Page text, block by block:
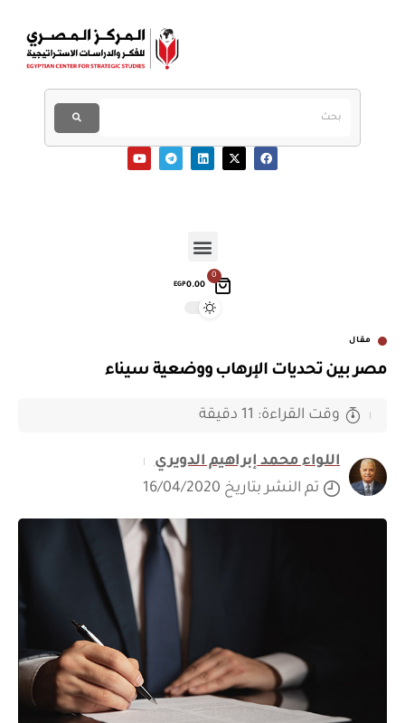
0
EGP0.00
مقال
مصر بين تحديات الإرهاب ووضعية سيناء
اللواء محمد إبراهيم الدويري
تم النشر بتاريخ 16/04/2020
وقت القراءة: 11 دقيقة